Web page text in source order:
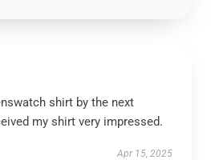
shirt by the next
my shirt very impressed.
Apr 15, 2025